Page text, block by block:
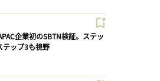
企業初のSBTN検証。ステッ
テップ3も視野